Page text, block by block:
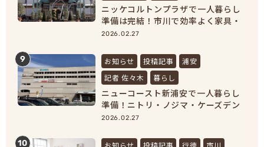
ニッケコルトンプラザで一人暮らし
準備は完結！市川で効率よく家具・
家電をそろえよう！
2026.02.27
9 お知らせ 投稿記事
浦安
記者 佐々木
暮らし
ニューコースト新浦安で一人暮らし
準備！ニトリ・ノジマ・ケーズデン
キで家具家電をまとめ買い
2026.02.27
10 お知らせ 投稿記事 行徳
市川